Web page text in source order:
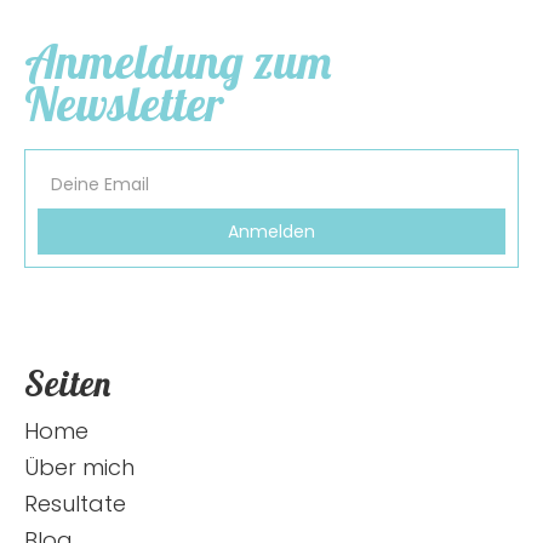
Anmeldung zum
Newsletter
Seiten
Home
Über mich
Resultate